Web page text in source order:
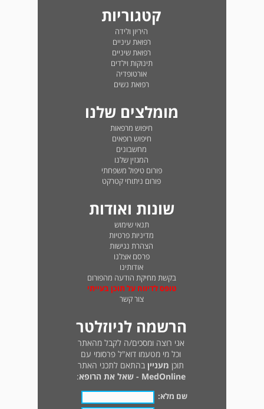
קטגוריות
היריון ולידה
רפואת עיניים
רפואת שיניים
תינוקות וילדים
אורטופדיה
רפואת נשים
מומלצים שלנו
חיפוש מרפאות
חיפוש רופאים
מחשבונים
המגזין שלנו
פורום טיפול משפחתי
פורום ניתוחי קטרקט
שונות ואודות
תנאי שימוש
מדיניות פרטיות
הצהרת נגישות
פרסם אצלנו
אודותינו
בקשת מחיקת הודעה מהפורום
טופס לדיווח על תוכן בעייתי
צור קשר
הרשמה לניוזלטר
אני רוצה ומסכים/ה לקבל מהאתר
וכל מי מטעמו דוא"ל פרסומי עם
תוכן מעניין בהתאם לתכני האתר
MedOnline - שאל את הרופא
:
שם מלא: